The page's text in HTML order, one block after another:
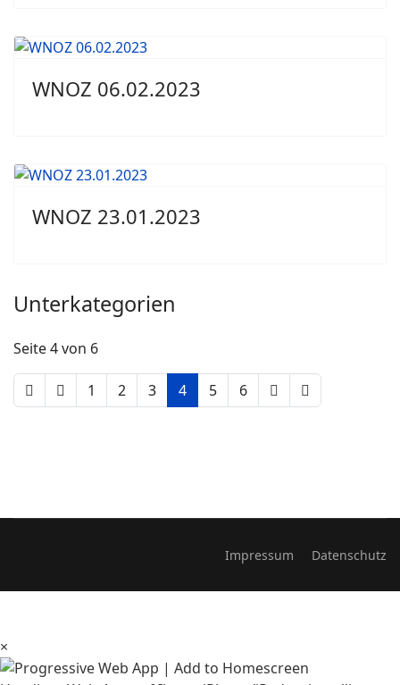
WNOZ 06.02.2023
WNOZ 23.01.2023
Unterkategorien
Seite 4 von 6
1 2 3 4 5 6
Impressum Datenschutz
×